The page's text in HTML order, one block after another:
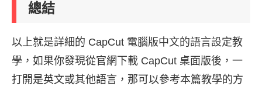
總結
以上就是詳細的 CapCut 電腦版中文的語言設定教
學，如果你發現從官網下載 CapCut 桌面版後，一
打開是英文或其他語言，那可以參考本篇教學的方